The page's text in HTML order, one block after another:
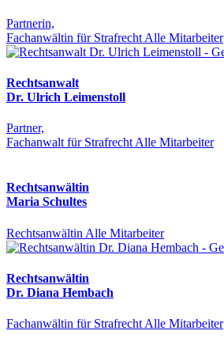
Partnerin,
Fachanwältin für Strafrecht Alle Mitarbeiter
Rechtsanwalt
Dr. Ulrich Leimenstoll
Partner,
Fachanwalt für Strafrecht Alle Mitarbeiter
Rechtsanwältin
Maria Schultes
Rechtsanwältin Alle Mitarbeiter
Rechtsanwältin
Dr. Diana Hembach
Fachanwältin für Strafrecht Alle Mitarbeiter